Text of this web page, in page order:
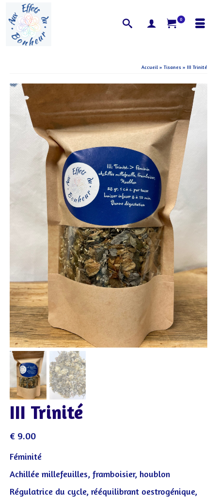
0
Accueil » Tisanes » III Trinité
III Trinité
€ 9.00
Féminité
Achillée millefeuilles, framboisier, houblon
Régulatrice du cycle, rééquilibrant oestrogénique,